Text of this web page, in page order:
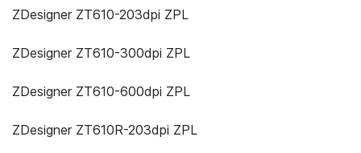
ZDesigner ZT610-203dpi ZPL
ZDesigner ZT610-300dpi ZPL
ZDesigner ZT610-600dpi ZPL
ZDesigner ZT610R-203dpi ZPL